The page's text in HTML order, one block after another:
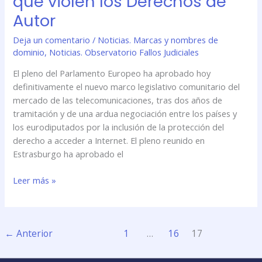
Autor
Deja un comentario / Noticias. Marcas y nombres de
dominio, Noticias. Observatorio Fallos Judiciales
El pleno del Parlamento Europeo ha aprobado hoy
definitivamente el nuevo marco legislativo comunitario del
mercado de las telecomunicaciones, tras dos años de
tramitación y de una ardua negociación entre los países y
los eurodiputados por la inclusión de la protección del
derecho a acceder a Internet. El pleno reunido en
Estrasburgo ha aprobado el
Leer más »
← Anterior 1 … 16 17